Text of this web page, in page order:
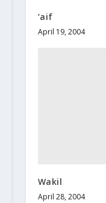
‘aif
April 19, 2004
Wakil
April 28, 2004